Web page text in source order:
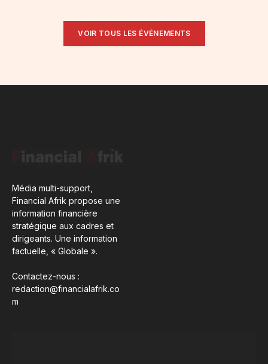
VOIR TOUS LES ÉVÉNEMENTS
Média multi-support,
Financial Afrik propose une
information financière
stratégique aux cadres et
dirigeants. Une information
factuelle, « Globale ».
Contactez-nous :
redaction@financialafrik.co
m